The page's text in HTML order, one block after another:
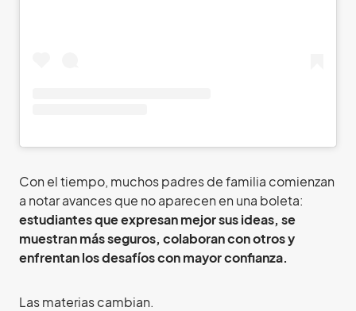
Con el tiempo, muchos padres de familia comienzan
a notar avances que no aparecen en una boleta:
estudiantes que expresan mejor sus ideas, se
muestran más seguros, colaboran con otros y
enfrentan los desafíos con mayor confianza.
Las materias cambian.